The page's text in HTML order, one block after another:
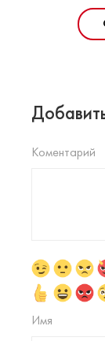
Коментарий
Имя